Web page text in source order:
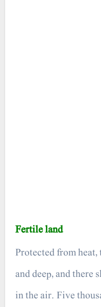
Fertile land
Protected from
and deep, and there
in the air. Five